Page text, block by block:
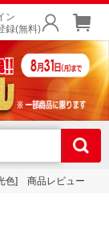
ン
録(無料)
色] 商品レビュー